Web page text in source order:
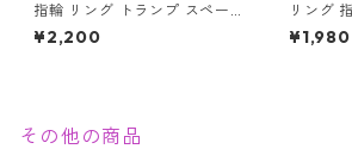
指輪 リング トランプ スペード
エース ステンレス 幸運 勝負運
ラッキーアイテム ギャンブル
¥2,200
リング
龍 ゴー
アクセサ
¥1,980
その他の商品